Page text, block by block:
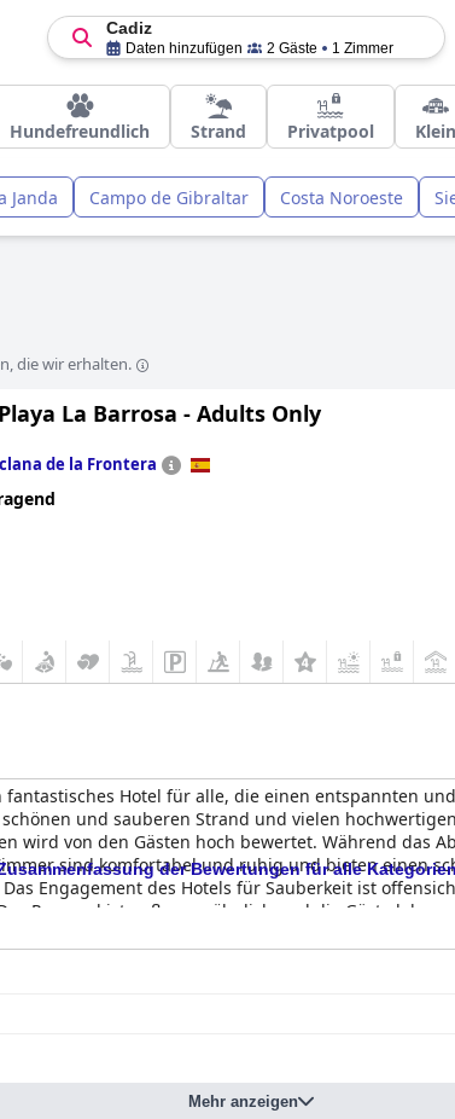
Cadiz
Daten hinzufügen 2 Gäste 1 Zimmer
Hundefreundlich Strand Privatpool Klein
Janda Campo de Gibraltar Costa Noroeste
die wir erhalten.
La Barrosa - Adults Only
de la Frontera
fantastisches Hotel für alle, die einen entspannten
und sauberen Strand und vielen
wird von den Gästen hoch bewertet. Während das
sind komfortabel und ruhig und bieten einen
Engagement des Hotels für Sauberkeit ist
Personal ist außergewöhnlich und die Gäste loben
und sehr entspannend mit einem schönen
zu sein, bietet eine ruhige und gelassene
Insgesamt ist das
der Bewertungen für alle
Mehr anzeigen